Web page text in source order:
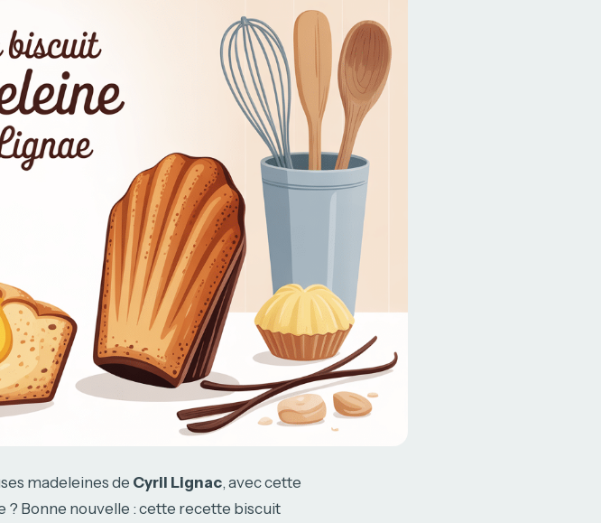
madeleines de Cyril Lignac, avec cette
Bonne nouvelle : cette recette biscuit